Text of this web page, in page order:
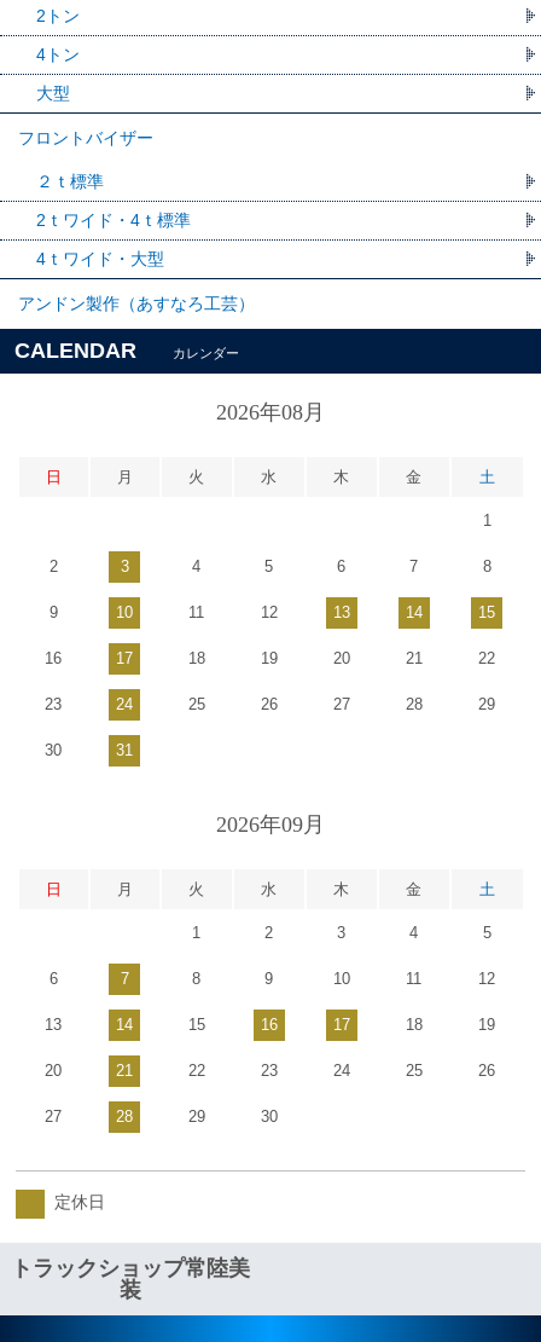
2トン
4トン
大型
フロントバイザー
２ｔ標準
2ｔワイド・4ｔ標準
4ｔワイド・大型
アンドン製作（あすなろ工芸）
CALENDAR カレンダー
2026年08月
日 月 火 水 木 金 土
1
2 3 4 5 6 7 8
9 10 11 12 13 14 15
16 17 18 19 20 21 22
23 24 25 26 27 28 29
30 31
2026年09月
日 月 火 水 木 金 土
1 2 3 4 5
6 7 8 9 10 11 12
13 14 15 16 17 18 19
20 21 22 23 24 25 26
27 28 29 30
定休日
トラックショップ常陸美
装